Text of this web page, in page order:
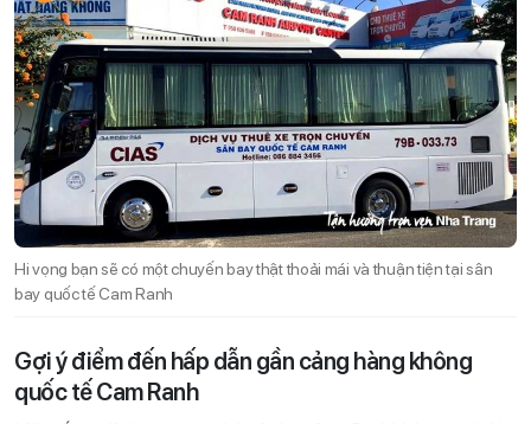
Hi vọng bạn sẽ có một chuyến bay thật thoải mái và thuận tiện tại sân
bay quốc tế Cam Ranh
Gợi ý điểm đến hấp dẫn gần cảng hàng không
quốc tế Cam Ranh